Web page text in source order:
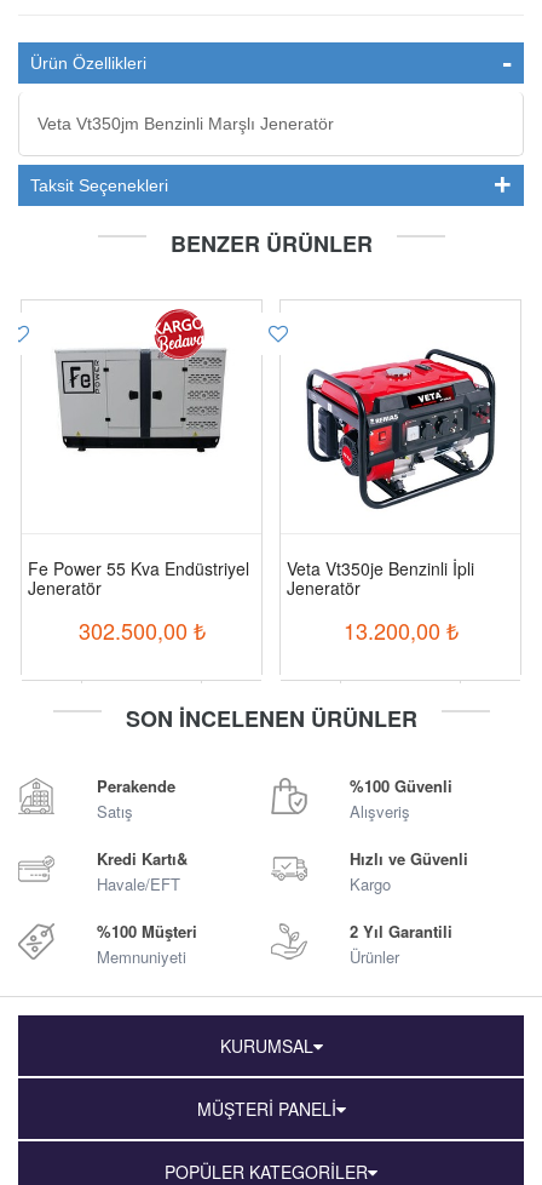
Ürün Özellikleri
Veta Vt350jm Benzinli Marşlı Jeneratör
Taksit Seçenekleri
BENZER ÜRÜNLER
Fe Power 55 Kva Endüstriyel
Jeneratör
302.500,00 ₺
Veta Vt350je Benzinli İpli
Jeneratör
13.200,00 ₺
SON İNCELENEN ÜRÜNLER
Perakende
Satış
%100 Güvenli
Alışveriş
Kredi Kartı&
Havale/EFT
Hızlı ve Güvenli
Kargo
%100 Müşteri
Memnuniyeti
2 Yıl Garantili
Ürünler
KURUMSAL
MÜŞTERİ PANELİ
POPÜLER KATEGORİLER